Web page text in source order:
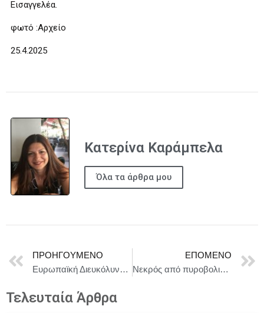
Εισαγγελέα.
φωτό :Αρχείο
25.4.2025
Κατερίνα Καράμπελα
Όλα τα άρθρα μου
ΠΡΟΗΓΟΎΜΕΝΟ
Ευρωπαϊκή Διευκόλυνση Ειρήνης: Το Συμβούλιο εγκρίνει δύο μέτρα βοήθειας για την υποστήριξη των ενόπλων δυνάμεων της Μολδαβίας
ΕΠΌΜΕΝΟ
Νεκρός από πυροβολισμούς στο Χαλάνδρι
Τελευταία Άρθρα